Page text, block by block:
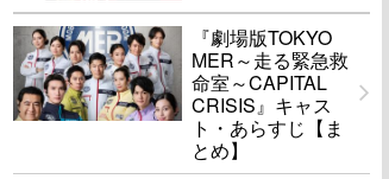
『劇場版TOKYO
MER～走る緊急救
命室～CAPITAL
CRISIS』キャス
ト・あらすじ【ま
とめ】